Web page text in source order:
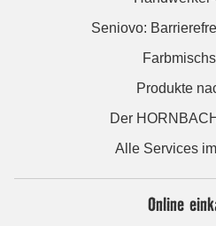
Seniovo:
Produkte
Der
Alle Services
Online